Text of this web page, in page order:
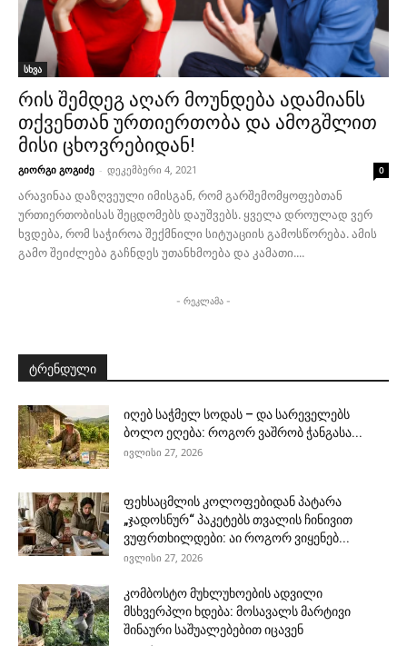
სხვა
რის შემდეგ აღარ მოუნდება ადამიანს
თქვენთან ურთიერთობა და ამოგშლით
მისი ცხოვრებიდან!
გიორგი გოგიძე - დეკემბერი 4, 2021 0
არავინაა დაზღვეული იმისგან, რომ გარშემომყოფებთან
ურთიერთობისას შეცდომებს დაუშვებს. ყველა დროულად ვერ
ხვდება, რომ საჭიროა შექმნილი სიტუაციის გამოსწორება. ამის
გამო შეიძლება გაჩნდეს უთანხმოება და კამათი....
- რეკლამა -
ტრენდული
იღებ საჭმელ სოდას – და სარეველებს
ბოლო ეღება: როგორ ვაშრობ ჭანგასა...
ივლისი 27, 2026
ფეხსაცმლის კოლოფებიდან პატარა
„ჯადოსნურ“ პაკეტებს თვალის ჩინივით
ვუფრთხილდები: აი როგორ ვიყენებ...
ივლისი 27, 2026
კომბოსტო მუხლუხოების ადვილი
მსხვერპლი ხდება: მოსავალს მარტივი
შინაური საშუალებებით იცავენ